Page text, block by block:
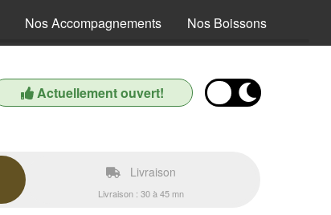
Nos Accompagnements Nos Boissons
Actuellement ouvert!
Livraison
Livraison : 30 à 45 mn